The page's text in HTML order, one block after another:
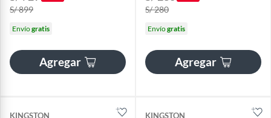
S/ 899
Envíogratis
Agregar
S/ 280
Envíogratis
Agregar
KINGSTON KINGSTON